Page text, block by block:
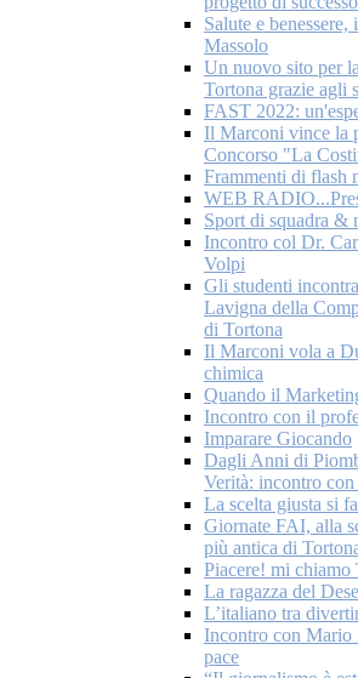
Salute e
Massolo
Un nuovo sito per
Tortona grazie agli
FAST 2022:
Il Marconi vince la
Concorso "La
Frammenti di flash
WEB
Sport di squadra &
Incontro col Dr.
Volpi
Gli studenti
Lavigna della
di Tortona
Il Marconi vola a
chimica
Quando il
Incontro con il
Imparare Giocando
Dagli Anni di
Verità: incontro
La scelta giusta si
Giornate FAI, alla
più antica di
Piacere! mi chiamo
La ragazza del
L’italiano tra
Incontro con Mario
pace